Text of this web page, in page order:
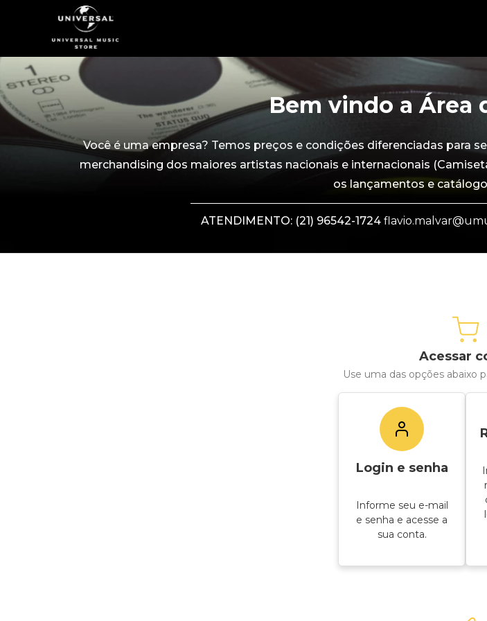
Bem vindo a Área
Você é uma empresa? Temos preços e condições diferenciadas para
merchandising dos maiores artistas nacionais e internacionais
os lançamentos e
ATENDIMENTO: (21) 96542-1724
Acessar
Use uma das opções abaixo
Login e senha
Informe seu e-mail
e senha e acesse a
sua conta.